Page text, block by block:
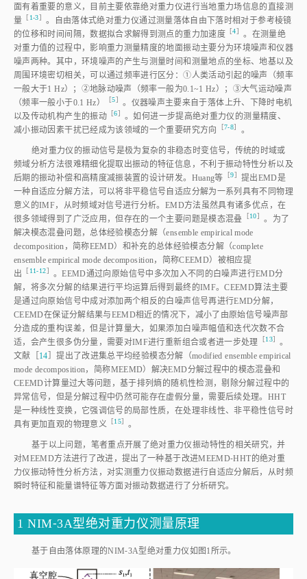
面有着重要的意义，目前主要依靠绝对重力仪进行当地重力场信息的直接测
量 ［ 1⁃3］ 。自由落体式绝对重力仪通过测量落体自由下落时相对于参考棱镜
的位移和时间间隔，数据拟合求解得到测点的重力加速度 ［4］ 。在测量绝
对重力值的过程中，影响重力测量精度的地面振动主要分为环境噪声和仪器
噪声两种。其中，环境噪声的产生与测量时间和测量地点的坐标、地基以及
周围环境密切相关，可以通过频率进行区分：①人类活动引起的噪声（频率
一般大于1 Hz）；②地脉动噪声（频率一般为0.1~1 Hz）；③大气运动噪声
（频率一般小于0.1 Hz） ［5］ 。仪器噪声主要来自于落体上升、下降时电机
以及传动机构产生的振动［6］ 。如何进一步提高绝对重力仪的测量精度、
减小振动因素干扰已经成为该领域的一个重要研究方向 ［7⁃8］ 。
绝对重力仪的振动信号是极为复杂的非稳态时变信号，传统的时域或
频域分析方法很难精细化提取出振动的特征信息，不利于振动特性分析以及
后期的振动补偿和高精度减振装置的设计研发。Huang等 ［9］ 提出EMD是
一种自适应分解方法，可以将非平稳信号自适应分解为一系列具有不同物理
意义的IMF，从时频域对信号进行分析。EMD方法虽然具有诸多优点，在
很多领域得到了广泛应用，但存在的一个主要问题是模态混叠 ［10］ 。为了
解决模态混叠问题，总体经验模态分解（ensemble empirical mode
decomposition，简称EEMD）和补充的总体经验模态分解（complete
ensemble empirical mode decomposition，简称CEEMD）被相应提
出
［ 11⁃12］ 。EEMD通过向原始信号中多次加入不同的白噪声进行EMD分
解，将多次分解的结果进行平均运算后得到最终的IMF。CEEMD算法主要
是通过向原始信号中成对添加两个相反的白噪声信号再进行EMD分解，
CEEMD在保证分解结果与EEMD相近的情况下，减小了由原始信号噪声部
分造成的重构误差，但是计算量大，如果添加白噪声幅值和迭代次数不合
适，会产生很多伪分量，需要对IMF进行重新组合或者进一步处理 ［13］ 。
文献［ 14］提出了改进集总平均经验模态分解（modified ensemble empirical
mode decomposition，简称MEEMD）解决EMD分解过程中的模态混叠和
CEEMD计算量过大等问题，基于排列熵的随机性检测，剔除分解过程中的
异常信号，但是分解过程中仍然可能存在虚假分量，需要后续处理。HHT
是一种线性变换，它强调信号的局部性质，在处理非线性、非平稳性信号时
具有更加直观的物理意义 ［15］ 。
基于以上问题，笔者重点开展了绝对重力仪振动特性的相关研究，并
对MEEMD方法进行了改进，提出了一种基于改进MEEMD⁃HHT的绝对重
力仪振动特性分析方法，对实测重力仪振动数据进行自适应分解后，从时频
瞬时特征和能量谱特征等方面对振动数据进行了分析研究。
1 NIM⁃3A型绝对重力仪测量原理
基于自由落体原理的NIM⁃3A型绝对重力仪如 图1所示。